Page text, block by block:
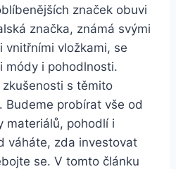
značek obuvi
značka, známá svými
vnitřními⁢ vložkami, se
módy i⁣ pohodlnosti.
s těmito
Budeme probírat ⁤vše od
materiálů, pohodlí⁢ i
váháte, zda investovat
se.‍ V ‍tomto článku